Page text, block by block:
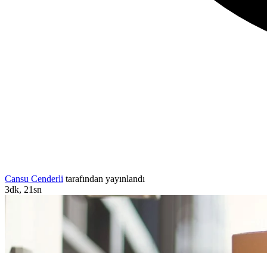
Cansu Cenderli tarafından yayınlandı
3dk, 21sn